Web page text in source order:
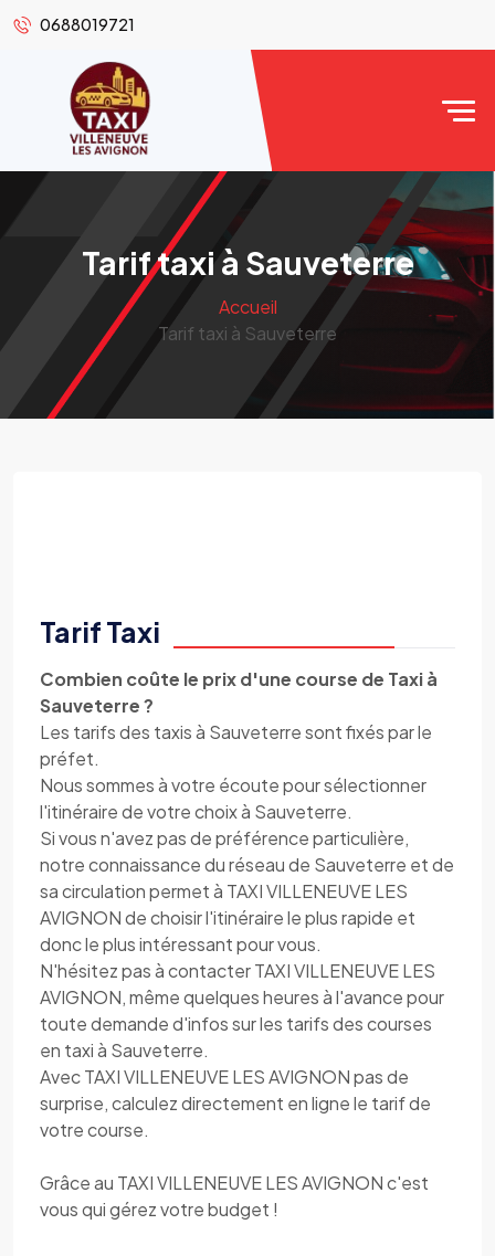
0688019721
Tarif taxi à Sauveterre
Accueil
Tarif taxi à Sauveterre
Tarif Taxi
Combien coûte le prix d'une course de Taxi à
Sauveterre ?
Les tarifs des taxis à Sauveterre sont fixés par le
préfet.
Nous sommes à votre écoute pour sélectionner
l'itinéraire de votre choix à Sauveterre.
Si vous n'avez pas de préférence particulière,
notre connaissance du réseau de Sauveterre et de
sa circulation permet à TAXI VILLENEUVE LES
AVIGNON de choisir l'itinéraire le plus rapide et
donc le plus intéressant pour vous.
N'hésitez pas à contacter TAXI VILLENEUVE LES
AVIGNON, même quelques heures à l'avance pour
toute demande d'infos sur les tarifs des courses
en taxi à Sauveterre.
Avec TAXI VILLENEUVE LES AVIGNON pas de
surprise, calculez directement en ligne le tarif de
votre course.
Grâce au TAXI VILLENEUVE LES AVIGNON c'est
vous qui gérez votre budget !